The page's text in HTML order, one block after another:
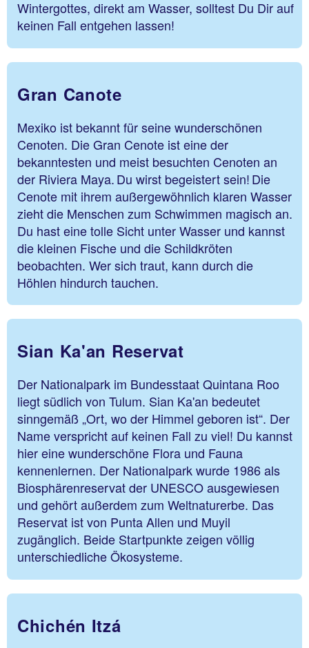
Wintergottes, direkt am Wasser, solltest Du Dir auf
keinen Fall entgehen lassen!
Gran Canote
Mexiko ist bekannt für seine wunderschönen
Cenoten. Die Gran Cenote ist eine der
bekanntesten und meist besuchten Cenoten an
der Riviera Maya. Du wirst begeistert sein! Die
Cenote mit ihrem außergewöhnlich klaren Wasser
zieht die Menschen zum Schwimmen magisch an.
Du hast eine tolle Sicht unter Wasser und kannst
die kleinen Fische und die Schildkröten
beobachten. Wer sich traut, kann durch die
Höhlen hindurch tauchen.
Sian Ka'an Reservat
Der Nationalpark im Bundesstaat Quintana Roo
liegt südlich von Tulum. Sian Ka'an bedeutet
sinngemäß „Ort, wo der Himmel geboren ist“. Der
Name verspricht auf keinen Fall zu viel! Du kannst
hier eine wunderschöne Flora und Fauna
kennenlernen. Der Nationalpark wurde 1986 als
Biosphärenreservat der UNESCO ausgewiesen
und gehört außerdem zum Weltnaturerbe. Das
Reservat ist von Punta Allen und Muyil
zugänglich. Beide Startpunkte zeigen völlig
unterschiedliche Ökosysteme.
Chichén Itzá